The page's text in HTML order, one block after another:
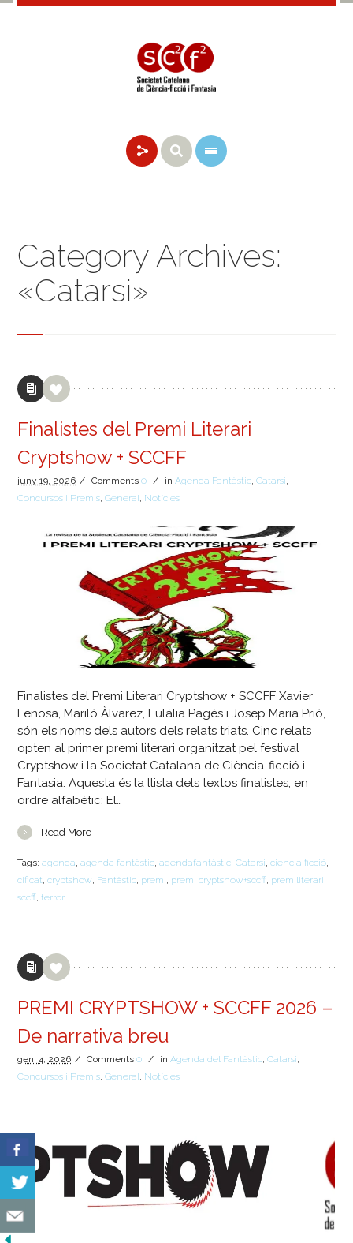
Category Archives:
«Catarsi»
Finalistes del Premi Literari
Cryptshow + SCCFF
juny19, 2026 / Comments0 / inAgenda Fantàstic,Catarsi,
Concursos i Premis,General, Notícies
Finalistes del Premi Literari Cryptshow + SCCFF Xavier
Fenosa, Mariló Àlvarez, Eulàlia Pagès i Josep Maria Prió,
són els noms dels autors dels relats triats. Cinc relats
opten al primer premi literari organitzat pel festival
Cryptshow i la Societat Catalana de Ciència-ficció i
Fantasia. Aquesta és la llista dels textos finalistes, en
ordre alfabètic: El…
Read More
Tags:agenda,agenda fantàstic,agendafantàstic,Catarsi,ciencia ficció,
cificat,cryptshow, Fantàstic, premi, premi cryptshow+sccff, premiliterari,
sccff,terror
PREMI CRYPTSHOW + SCCFF 2026 –
De narrativa breu
gen.4, 2026 / Comments0 / inAgenda del Fantàstic,Catarsi,
Concursos i Premis,General, Notícies